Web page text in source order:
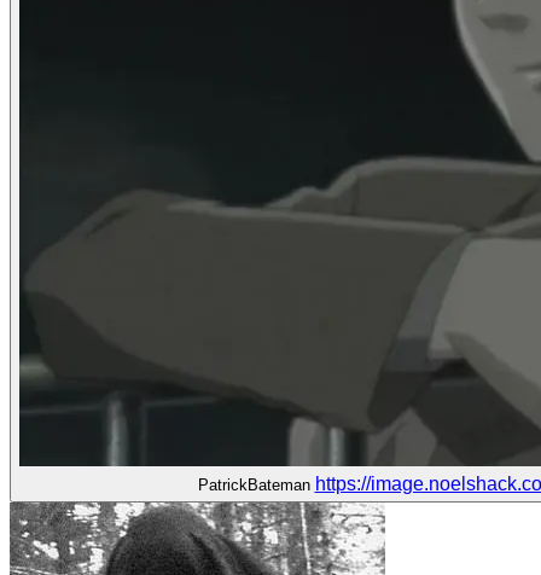
PatrickBateman https://